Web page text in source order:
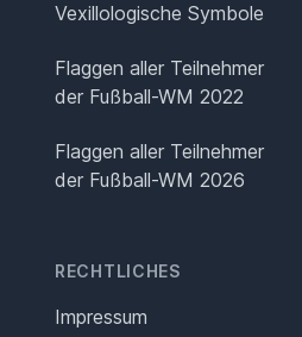
Vexillologische Symbole
Flaggen aller Teilnehmer
der Fußball-WM 2022
Flaggen aller Teilnehmer
der Fußball-WM 2026
RECHTLICHES
Impressum